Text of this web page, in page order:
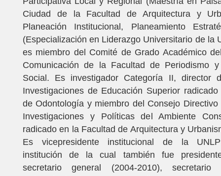
Ciudad de la Facultad de Arquitectura y
Planeación Institucional, Planeamiento
(Especialización en Liderazgo Universitario de la
es miembro del Comité de Grado Académico
Comunicación de la Facultad de Periodismo y
Social. Es investigador Categoría II, director
Investigaciones de Educación Superior
de Odontología y miembro del Consejo
Investigaciones y Políticas del Ambiente
radicado en la Facultad de Arquitectura y
Es vicepresidente institucional de la UNLP
institución de la cual también fue
secretario general (2004-2010), secretario